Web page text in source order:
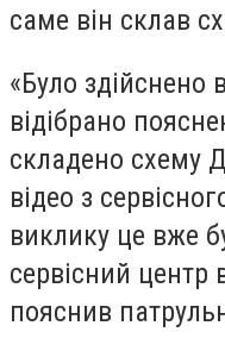
саме він склав
«Було здійснено
відібрано
складено схему
відео з
виклику це вже
сервісний
пояснив